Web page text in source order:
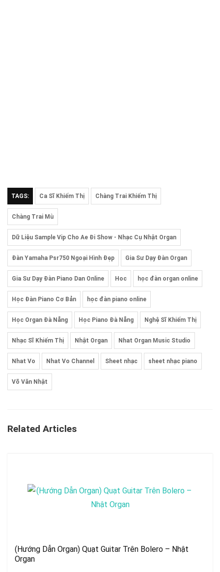
TAGS: Ca Sĩ Khiếm Thị Chàng Trai Khiếm Thị
Chàng Trai Mù
Dữ Liệu Sample Vip Cho Ae Đi Show - Nhạc Cụ Nhật Organ
Đàn Yamaha Psr750 Ngoại Hình Đẹp Gia Sư Dạy Đàn Organ
Gia Sư Dạy Đàn Piano Dan Online Hoc học đàn organ online
Học Đàn Piano Cơ Bản học đàn piano online
Học Organ Đà Nẵng Học Piano Đà Nẵng Nghệ Sĩ Khiếm Thị
Nhạc Sĩ Khiếm Thị Nhật Organ Nhat Organ Music Studio
Nhat Vo Nhat Vo Channel Sheet nhạc sheet nhạc piano
Võ Văn Nhật
Related Articles
(Hướng Dẫn Organ) Quạt Guitar Trên Bolero – Nhật
Organ